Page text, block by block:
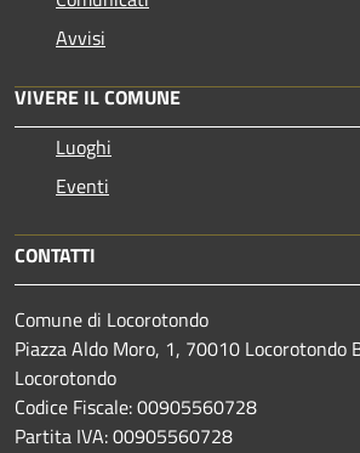
Avvisi
VIVERE IL COMUNE
Luoghi
Eventi
CONTATTI
Comune di Locorotondo
Piazza Aldo Moro, 1, 70010 Locorotondo
Locorotondo
Codice Fiscale: 00905560728
Partita IVA: 00905560728